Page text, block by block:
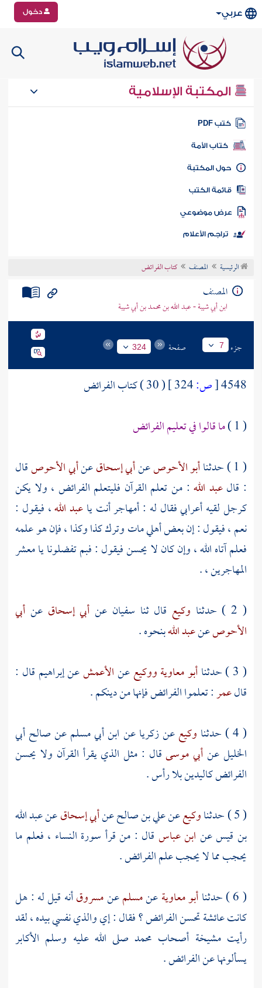
عربي دخول
المكتبة الإسلامية
كتب PDF
كتاب الأمة
المكتبة
الكتب
موضوعي
تراجم الأعلام
الرئيسية المصنف كتاب الفرائض
المصنف
ابن أبي شيبة - عبد الله بن محمد بن أبي شيبة
جزء 7 صفحة 324
4548
[ص:
( 30 ) كتاب الفرائض
( 1 )
ما قالوا في تعليم الفرائض
( 1 ) حدثنا
أبو الأحوصعنأبي إسحاقعنأبي الأحوصقال
: قالعبد الله : من تعلم القرآن فليتعلم الفرائض ، ولا يكن
كرجل لقيه أعرابي فقال له : أمهاجر أنت ياعبد الله، فيقول :
نعم ، فيقول : إن بعض أهلي مات وترك كذا وكذا ، فإن هو علمه
فعلم آتاه الله ، وإن كان لا يحسن فيقول : فبم تفضلونا يا معشر
المهاجرين، .
( 2 ) حدثنا
وكيع قال ثنا سفيان عن أبي إسحاقعن أبي
الأحوصعنعبد اللهبنحوه .
( 3 ) حدثنا
أبو معاويةووكيععنالأعمشعنإبراهيم قال :
قالعمر: تعلموا الفرائض فإنها من دينكم .
( 4 ) حدثنا
وكيععنزكرياعن ابن أبي مسلمعنصالح أبي
الخليلعنأبي موسىقال : مثل الذي يقرأ القرآن ولا يحسن
الفرائض كاليدين بلا رأس .
( 5 ) حدثنا
وكيععنعلي بن صالحعنأبي إسحاقعنعبد الله
بن قيسعن ابن عباس قال : من قرأ سورة النساء ، فعلم ما
يحجب مما لا يحجب علم الفرائض .
( 6 ) حدثنا
أبو معاويةعنمسلمعنمسروقأنه قيل له : هل
كانتعائشةتحسن الفرائض ؟ فقال : إي والذي نفسي بيده ، لقد
رأيت مشيخة أصحاب محمد صلى الله عليه وسلم الأكابر
يسألونها عن الفرائض .